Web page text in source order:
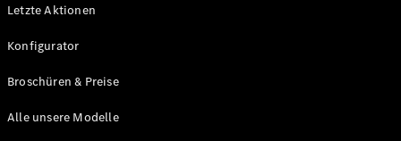
Letzte Aktionen
Konfigurator
Broschüren & Preise
Alle unsere Modelle